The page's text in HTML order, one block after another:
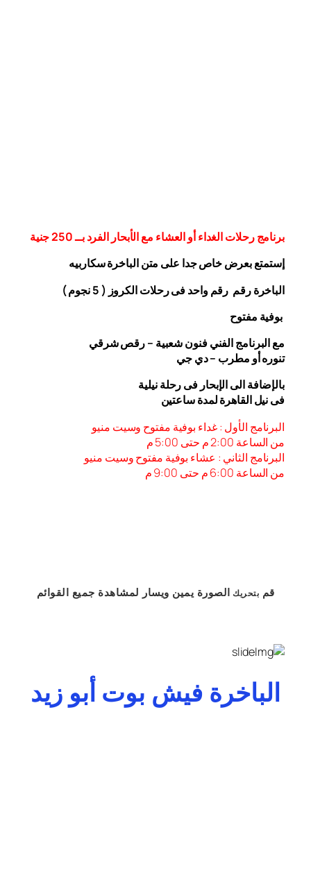
برنامج رحلات الغداء أو العشاء مع الأبحار الفرد بــ 250 جنية
إستمتع بعرض خاص جدا على متن الباخرةسكاربيه
الباخرة رقم رقم واحد فى رحلات الكروز ( 5 نجوم )
بوفية مفتوح
مع البرنامج الفني فنون شعبية – رقص شرقي
تنوره أو مطرب – دي جي
بالإضافة الى الإبحار فى رحلة نيلية
فى نيل القاهرة لمدة ساعتين
البرنامج الأول : غداء بوفية مفتوح وسيت منيو
من الساعة 2:00 م حتى 5:00 م
البرنامج الثاني : عشاء بوفية مفتوح وسيت منيو
من الساعة 6:00 م حتى 9:00 م
قم بتحريك الصورة يمين ويسار لمشاهدة جميع القوائم
الباخرة فيش بوت أبو زيد